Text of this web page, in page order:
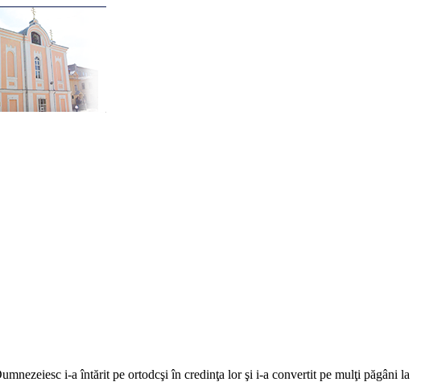
i-a întărit pe ortodcşi în credinţa lor şi i-a convertit pe mulţi păgâni la